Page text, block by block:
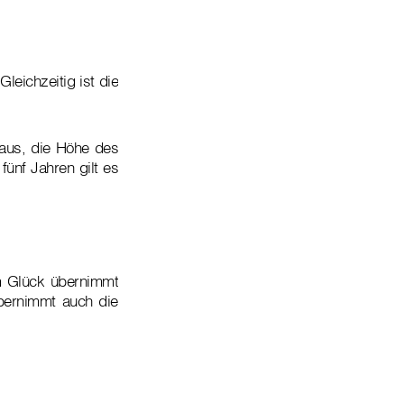
ist die
die Höhe des
Jahren gilt es
Glück übernimmt
auch die